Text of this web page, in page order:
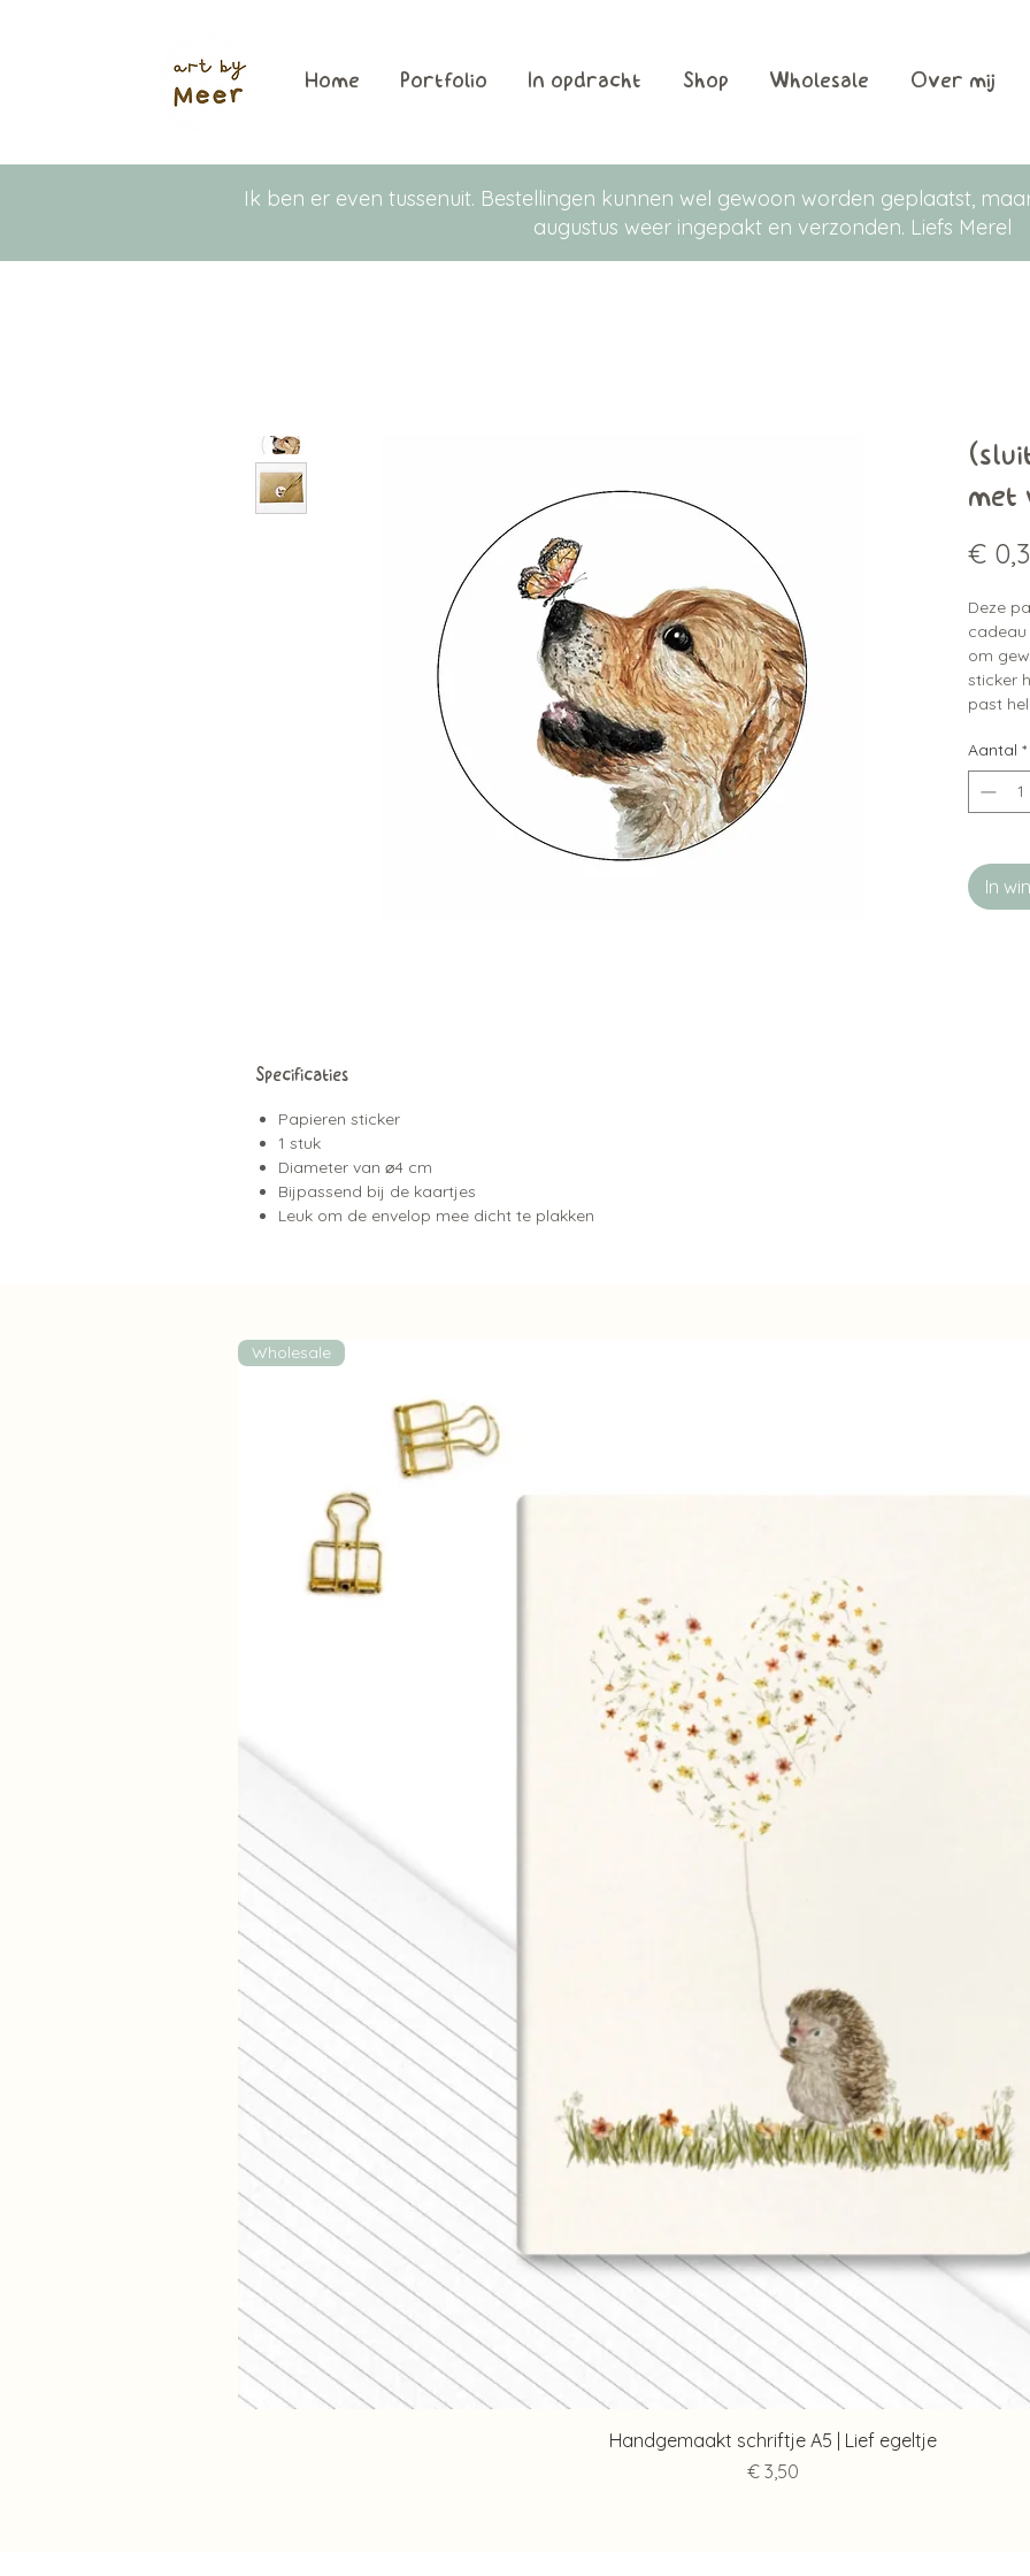
Home Portfolio In opdracht Shop Wholesale Over mij
Ik ben er even tussenuit. Bestellingen kunnen wel gewoon worden geplaatst,
augustus weer ingepakt en verzonden. Liefs Merel
met
€
Deze
cadeau
om
sticker
past
Aantal *
In
Specificaties
Papieren sticker
1 stuk
Diameter van ⌀4 cm
Bijpassend bij de kaartjes
Leuk om de envelop mee dicht te plakken
Snel overzicht
Wholesale
Handgemaakt schriftje A5 | Lief egeltje
Prijs
€ 3,50